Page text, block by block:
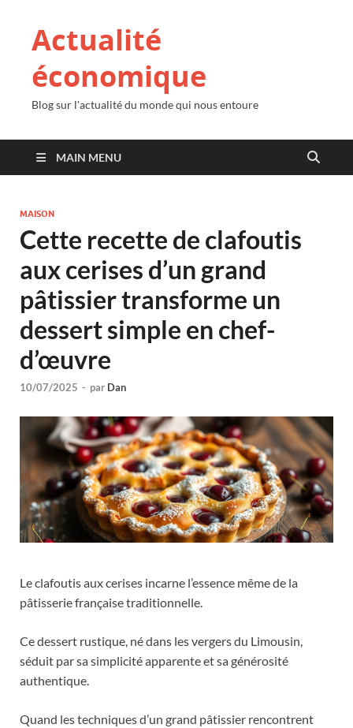
Actualité
économique
Blog sur l'actualité du monde qui nous entoure
MAIN MENU
MAISON
Cette recette de clafoutis
aux cerises d’un grand
pâtissier transforme un
dessert simple en chef-
d’œuvre
10/07/2025 - par Dan
Le clafoutis aux cerises incarne l’essence même de la
pâtisserie française traditionnelle.
Ce dessert rustique, né dans les vergers du Limousin,
séduit par sa simplicité apparente et sa générosité
authentique.
Quand les techniques d’un grand pâtissier rencontrent